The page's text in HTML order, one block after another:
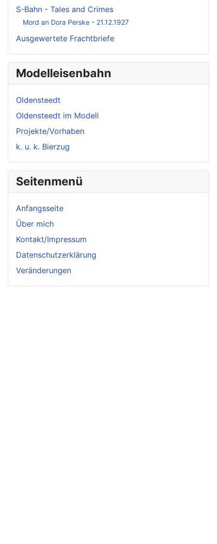
S-Bahn - Tales and Crimes
Mord an Dora Perske - 21.12.1927
Ausgewertete Frachtbriefe
Modelleisenbahn
Oldensteedt
Oldensteedt im Modell
Projekte/Vorhaben
k. u. k. Bierzug
Seitenmenü
Anfangsseite
Über mich
Kontakt/Impressum
Datenschutzerklärung
Veränderungen